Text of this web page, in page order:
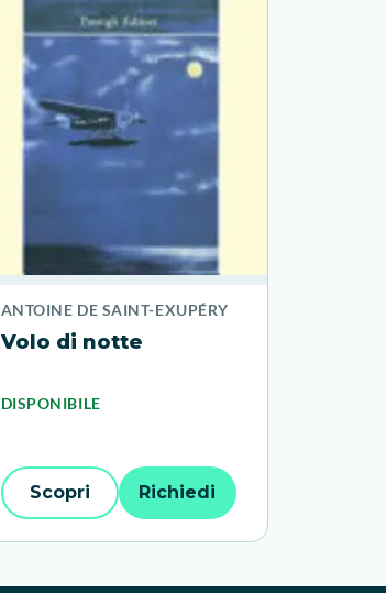
ANTOINE DE SAINT-EXUPÉRY
Volo di notte
DISPONIBILE
Scopri Richiedi